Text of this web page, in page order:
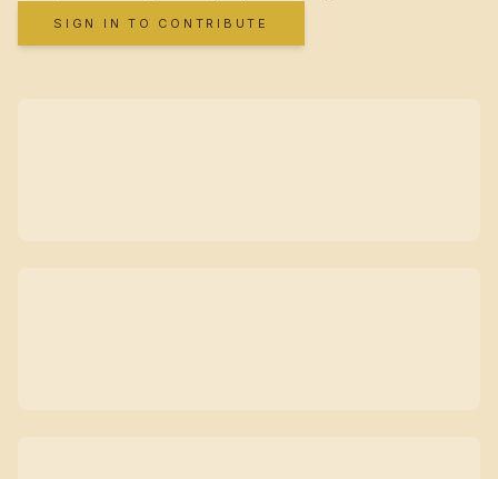
SIGN IN TO CONTRIBUTE